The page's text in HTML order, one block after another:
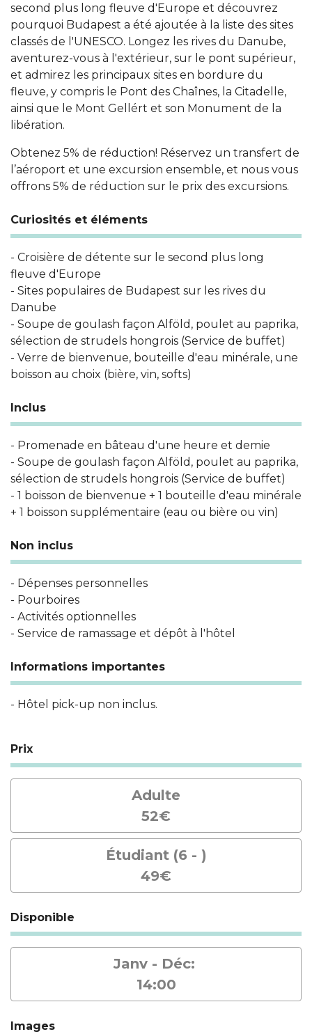
second plus long fleuve d'Europe et découvrez
pourquoi Budapest a été ajoutée à la liste des sites
classés de l'UNESCO. Longez les rives du Danube,
aventurez-vous à l'extérieur, sur le pont supérieur,
et admirez les principaux sites en bordure du
fleuve, y compris le Pont des Chaînes, la Citadelle,
ainsi que le Mont Gellért et son Monument de la
libération.
Obtenez 5% de réduction! Réservez un transfert de
l’aéroport et une excursion ensemble, et nous vous
offrons 5% de réduction sur le prix des excursions.
Curiosités et éléments
- Croisière de détente sur le second plus long
fleuve d'Europe
- Sites populaires de Budapest sur les rives du
Danube
- Soupe de goulash façon Alföld, poulet au paprika,
sélection de strudels hongrois (Service de buffet)
- Verre de bienvenue, bouteille d'eau minérale, une
boisson au choix (bière, vin, softs)
Inclus
- Promenade en bâteau d'une heure et demie
- Soupe de goulash façon Alföld, poulet au paprika,
sélection de strudels hongrois (Service de buffet)
- 1 boisson de bienvenue + 1 bouteille d'eau minérale
+ 1 boisson supplémentaire (eau ou bière ou vin)
Non inclus
- Dépenses personnelles
- Pourboires
- Activités optionnelles
- Service de ramassage et dépôt à l'hôtel
Informations importantes
- Hôtel pick-up non inclus.
Prix
Adulte
52€
Étudiant (6 - )
49€
Disponible
Janv - Déc:
14:00
Images